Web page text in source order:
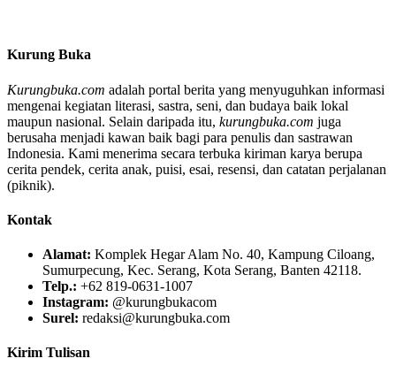
Kurung Buka
Kurungbuka.com adalah portal berita yang menyuguhkan informasi
mengenai kegiatan literasi, sastra, seni, dan budaya baik lokal
maupun nasional. Selain daripada itu, kurungbuka.com juga
berusaha menjadi kawan baik bagi para penulis dan sastrawan
Indonesia. Kami menerima secara terbuka kiriman karya berupa
cerita pendek, cerita anak, puisi, esai, resensi, dan catatan perjalanan
(piknik).
Kontak
Alamat: Komplek Hegar Alam No. 40, Kampung Ciloang,
Sumurpecung, Kec. Serang, Kota Serang, Banten 42118.
Telp.: +62 819-0631-1007
Instagram: @kurungbukacom
Surel: redaksi@kurungbuka.com
Kirim Tulisan